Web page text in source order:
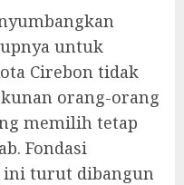
untuk
Cirebon tidak
orang-orang
memilih tetap
Fondasi
turut dibangun